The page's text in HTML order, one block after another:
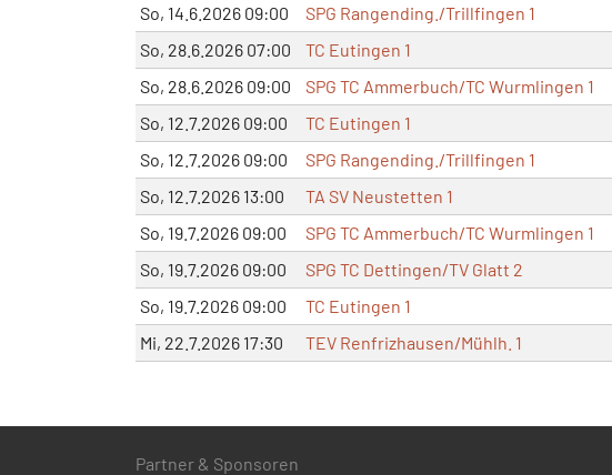
So, 14.6.2026 09:00
SPG Rangending./Trillfingen 1
So, 28.6.2026 07:00
TC Eutingen 1
So, 28.6.2026 09:00
SPG TC Ammerbuch/TC Wurmlingen 1
So, 12.7.2026 09:00
TC Eutingen 1
So, 12.7.2026 09:00
SPG Rangending./Trillfingen 1
So, 12.7.2026 13:00
TA SV Neustetten 1
So, 19.7.2026 09:00
SPG TC Ammerbuch/TC Wurmlingen 1
So, 19.7.2026 09:00
SPG TC Dettingen/TV Glatt 2
So, 19.7.2026 09:00
TC Eutingen 1
Mi, 22.7.2026 17:30
TEV Renfrizhausen/Mühlh. 1
Partner & Sponsoren